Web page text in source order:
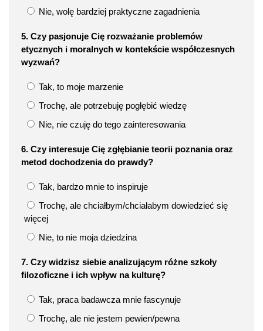
Nie, wolę bardziej praktyczne zagadnienia
5. Czy pasjonuje Cię rozważanie problemów
etycznych i moralnych w kontekście współczesnych
wyzwań?
Tak, to moje marzenie
Trochę, ale potrzebuję pogłębić wiedzę
Nie, nie czuję do tego zainteresowania
6. Czy interesuje Cię zgłębianie teorii poznania oraz
metod dochodzenia do prawdy?
Tak, bardzo mnie to inspiruje
Trochę, ale chciałbym/chciałabym dowiedzieć się
więcej
Nie, to nie moja dziedzina
7. Czy widzisz siebie analizującym różne szkoły
filozoficzne i ich wpływ na kulturę?
Tak, praca badawcza mnie fascynuje
Trochę, ale nie jestem pewien/pewna